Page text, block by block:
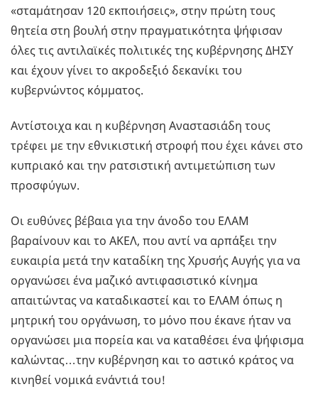
«σταμάτησαν 120 εκποιήσεις», στην πρώτη τους
θητεία στη βουλή στην πραγματικότητα ψήφισαν
όλες τις αντιλαϊκές πολιτικές της κυβέρνησης ΔΗΣΥ
και έχουν γίνει το ακροδεξιό δεκανίκι του
κυβερνώντος κόμματος.
Αντίστοιχα και η κυβέρνηση Αναστασιάδη τους
τρέφει με την εθνικιστική στροφή που έχει κάνει στο
κυπριακό και την ρατσιστική αντιμετώπιση των
προσφύγων.
Οι ευθύνες βέβαια για την άνοδο του ΕΛΑΜ
βαραίνουν και το ΑΚΕΛ, που αντί να αρπάξει την
ευκαιρία μετά την καταδίκη της Χρυσής Αυγής για να
οργανώσει ένα μαζικό αντιφασιστικό κίνημα
απαιτώντας να καταδικαστεί και το ΕΛΑΜ όπως η
μητρική του οργάνωση, το μόνο που έκανε ήταν να
οργανώσει μια πορεία και να καταθέσει ένα ψήφισμα
καλώντας…την κυβέρνηση και το αστικό κράτος να
κινηθεί νομικά ενάντιά του!